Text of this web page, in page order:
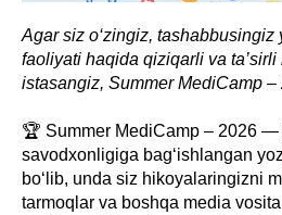
Agar siz o‘zingiz,
faoliyati haqida qiziqarli va
istasangiz, Summer MediCamp
🏆 Summer MediCamp – 2026 —
savodxonligiga bag‘ishlangan
bo‘lib, unda siz hikoyalaringizni
tarmoqlar va boshqa media